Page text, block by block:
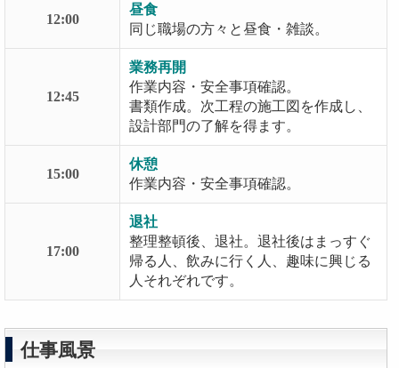
12:00
昼食
同じ職場の方々と昼食・雑談。
12:45
業務再開
作業内容・安全事項確認。
書類作成。次工程の施工図を作成し、
設計部門の了解を得ます。
15:00
休憩
作業内容・安全事項確認。
17:00
退社
整理整頓後、退社。退社後はまっすぐ
帰る人、飲みに行く人、趣味に興じる
人それぞれです。
仕事風景